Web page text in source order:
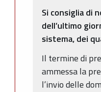
Si consiglia di
dell’ultimo
sistema, dei
Il termine di
ammessa la
l’invio delle